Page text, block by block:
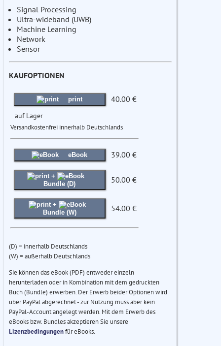
Signal Processing
Ultra-wideband (UWB)
Machine Learning
Network
Sensor
KAUFOPTIONEN
print 40.00 €
auf Lager
Versandkostenfrei innerhalb Deutschlands
eBook 39.00 €
+
Bundle (D)
50.00 €
+
Bundle (W)
54.00 €
(D) = innerhalb Deutschlands
(W) = außerhalb Deutschlands
Sie können das eBook (PDF) entweder einzeln
herunterladen oder in Kombination mit dem gedruckten
Buch (Bundle) erwerben. Der Erwerb beider Optionen wird
über PayPal abgerechnet - zur Nutzung muss aber kein
PayPal-Account angelegt werden. Mit dem Erwerb des
eBooks bzw. Bundles akzeptieren Sie unsere
Lizenzbedingungenfür eBooks.